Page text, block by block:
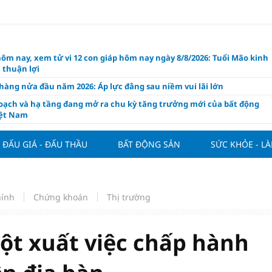
nay, xem tử vi 12 con giáp hôm nay ngày 8/8/2026: Tuổi Mão kinh
thuận lợi
nửa đầu năm 2026: Áp lực đằng sau niềm vui lãi lớn
và hạ tầng đang mở ra chu kỳ tăng trưởng mới của bất động
Nam
giảm 30% thuế cho hộ, cá nhân kinh doanh, doanh nghiệp thu
tỷ đồng
hôm nay 7/8: Thị trường lặng sóng
trẻ quốc tế xem Phú Quốc là “thiên đường lập nghiệp”
vụ Rodri mở đường cho Man Utd sở hữu tiền vệ báu vật của
thức đối với tham vọng công nghệ của Đông Nam Á
ĐẤU GIÁ - ĐẤU THẦU BẤT ĐỘNG SẢN SỨC KHỎE -
Chứng khoán Thị trường
xuất việc chấp hành